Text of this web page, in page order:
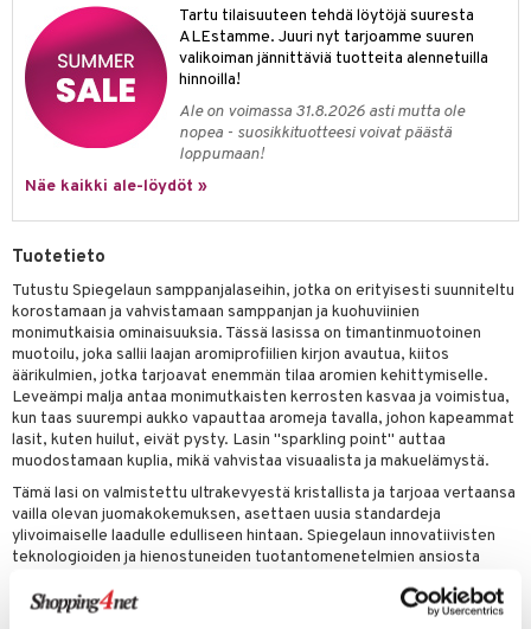
Tartu tilaisuuteen tehdä löytöjä suuresta
ALEstamme. Juuri nyt tarjoamme suuren
valikoiman jännittäviä tuotteita alennetuilla
hinnoilla!
Ale on voimassa 31.8.2026 asti mutta ole
nopea - suosikkituotteesi voivat päästä
loppumaan!
Näe kaikki ale-löydöt »
Tuotetieto
Tutustu Spiegelaun samppanjalaseihin, jotka on erityisesti suunniteltu
korostamaan ja vahvistamaan samppanjan ja kuohuviinien
monimutkaisia ominaisuuksia. Tässä lasissa on timantinmuotoinen
muotoilu, joka sallii laajan aromiprofiilien kirjon avautua, kiitos
äärikulmien, jotka tarjoavat enemmän tilaa aromien kehittymiselle.
Leveämpi malja antaa monimutkaisten kerrosten kasvaa ja voimistua,
kun taas suurempi aukko vapauttaa aromeja tavalla, johon kapeammat
lasit, kuten huilut, eivät pysty. Lasin "sparkling point" auttaa
muodostamaan kuplia, mikä vahvistaa visuaalista ja makuelämystä.
Tämä lasi on valmistettu ultrakevyestä kristallista ja tarjoaa vertaansa
vailla olevan juomakokemuksen, asettaen uusia standardeja
ylivoimaiselle laadulle edulliseen hintaan. Spiegelaun innovatiivisten
teknologioiden ja hienostuneiden tuotantomenetelmien ansiosta
Tässä on joitakin esimerkkejä viineistä ja rypäleistä, jotka sopivat
sisustus
tarvikkeita
tekstiilit
koristelu
säilytys
tekstiilit
Saalit
& Tyynyliinat
& Peitot
& Koukut
& Korit
& Veistokset
Art
& Lyhdyt
& Hyllyt
& Koukut
& Korit
tekstiilit
tekstiilit
& Tyynyliinat
& Peitot
hyönteissuoja
ruokinta
& Lyhdyt
& vastauksia